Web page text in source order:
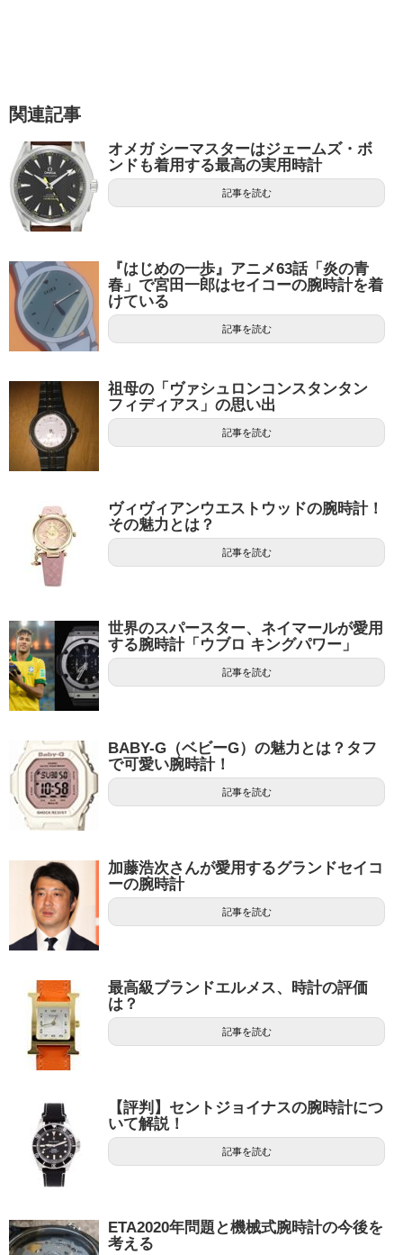
関連記事
オメガ シーマスターはジェームズ・ボ
ンドも着用する最高の実用時計
記事を読む
『はじめの一歩』アニメ63話「炎の青
春」で宮田一郎はセイコーの腕時計を着
けている
記事を読む
祖母の「ヴァシュロンコンスタンタン
フィディアス」の思い出
記事を読む
ヴィヴィアンウエストウッドの腕時計！
その魅力とは？
記事を読む
世界のスパースター、ネイマールが愛用
する腕時計「ウブロ キングパワー」
記事を読む
BABY-G（ベビーG）の魅力とは？タフ
で可愛い腕時計！
記事を読む
加藤浩次さんが愛用するグランドセイコ
ーの腕時計
記事を読む
最高級ブランドエルメス、時計の評価
は？
記事を読む
【評判】セントジョイナスの腕時計につ
いて解説！
記事を読む
ETA2020年問題と機械式腕時計の今後を
考える